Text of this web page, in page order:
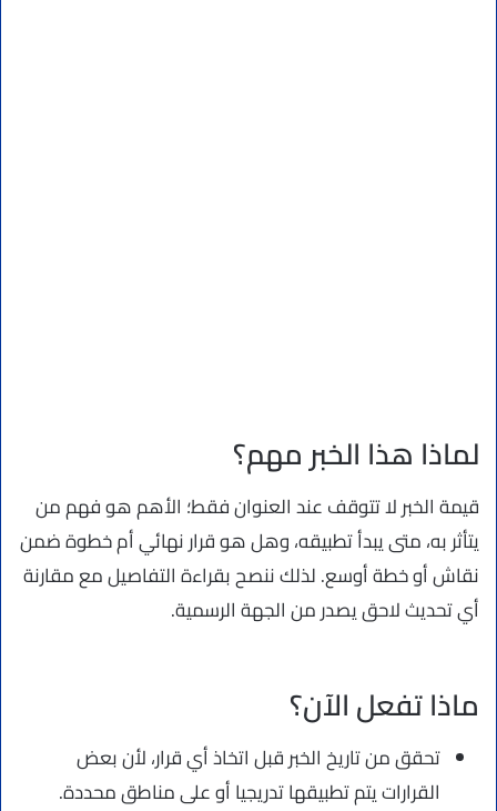
لماذا هذا الخبر مهم؟
قيمة الخبر لا تتوقف عند العنوان فقط؛ الأهم هو فهم من
يتأثر به، متى يبدأ تطبيقه، وهل هو قرار نهائي أم خطوة ضمن
نقاش أو خطة أوسع. لذلك ننصح بقراءة التفاصيل مع مقارنة
أي تحديث لاحق يصدر من الجهة الرسمية.
ماذا تفعل الآن؟
تحقق من تاريخ الخبر قبل اتخاذ أي قرار، لأن بعض
القرارات يتم تطبيقها تدريجيا أو على مناطق محددة.